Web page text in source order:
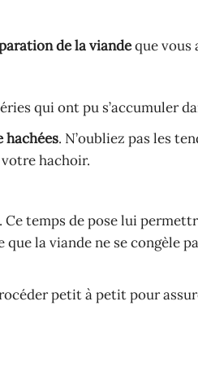
de la viandeque vous
qui ont pu s’accumuler
hachées. N’oubliez pas les
hachoir.
. Ce temps de pose lui
la viande ne se congèle
petit à petit pour